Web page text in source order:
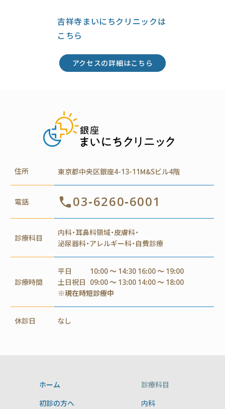
吉祥寺まいにちクリニックは
こちら
アクセスの詳細はこちら
住所 東京都中央区銀座4-13-11M&Sビル4階
電話 03-6260-6001
診療科目
内科・耳鼻科領域・皮膚科・
泌尿器科・アレルギー科・自費診療
診療時間
平日
10:00 ～ 14:30 16:00 ～ 19:00
土日祝日 09:00 ～ 13:00 14:00 ～ 18:00
※現在時短診療中
休診日 なし
ホーム
初診の方へ
診療科目
内科